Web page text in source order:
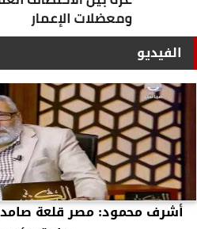
الفيديو
أشرف محمود: مصر قلعة صامدة